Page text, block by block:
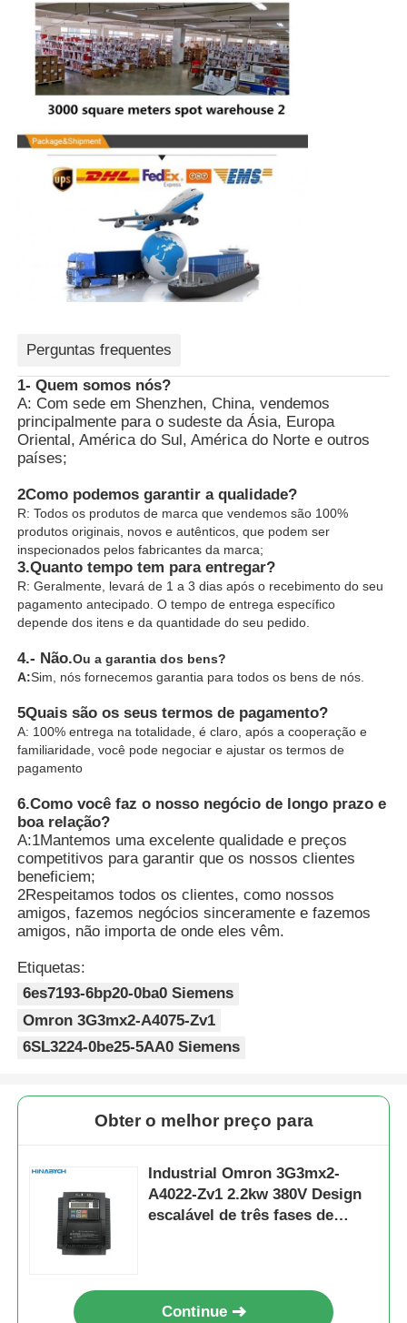
Perguntas frequentes
1- Quem somos nós?
A: Com sede em Shenzhen, China, vendemos
principalmente para o sudeste da Ásia, Europa
Oriental, América do Sul, América do Norte e outros
países;
2Como podemos garantir a qualidade?
R: Todos os produtos de marca que vendemos são 100%
produtos originais, novos e autênticos, que podem ser
inspecionados pelos fabricantes da marca;
3.Quanto tempo tem para entregar?
R: Geralmente, levará de 1 a 3 dias após o recebimento do seu
pagamento antecipado. O tempo de entrega específico
depende dos itens e da quantidade do seu pedido.
4.- Não.Ou a garantia dos bens?
A:Sim, nós fornecemos garantia para todos os bens de nós.
5Quais são os seus termos de pagamento?
A: 100% entrega na totalidade, é claro, após a cooperação e
familiaridade, você pode negociar e ajustar os termos de
pagamento
6.Como você faz o nosso negócio de longo prazo e
boa relação?
A:1Mantemos uma excelente qualidade e preços
competitivos para garantir que os nossos clientes
beneficiem;
2Respeitamos todos os clientes, como nossos
amigos, fazemos negócios sinceramente e fazemos
amigos, não importa de onde eles vêm.
Etiquetas:
6es7193-6bp20-0ba0 Siemens
Omron 3G3mx2-A4075-Zv1
6SL3224-0be25-5AA0 Siemens
Obter o melhor preço para
Industrial Omron 3G3mx2-
A4022-Zv1 2.2kw 380V Design
escalável de três fases de
Continue